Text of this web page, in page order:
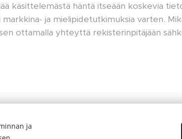
käsittelemästä häntä itseään koskevia
ja mielipidetutkimuksia varten.
ottamalla yhteyttä rekisterinpitäjään
Lappeenrannan Tanssiurheilijat ry
ja